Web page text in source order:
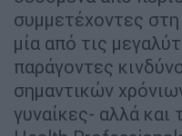
συμμετέχοντες
μία από τις
παράγοντες
σημαντικών
γυναίκες- αλλά